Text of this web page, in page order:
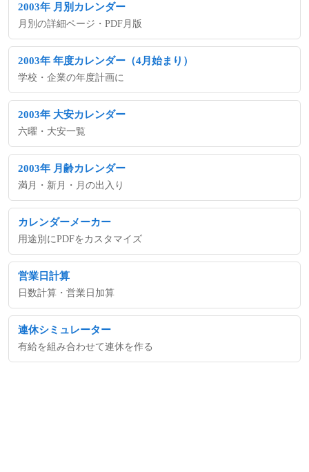
2003年 月別カレンダー
月別の詳細ページ・PDF月版
2003年 年度カレンダー（4月始まり）
学校・企業の年度計画に
2003年 大安カレンダー
六曜・大安一覧
2003年 月齢カレンダー
満月・新月・月の出入り
カレンダーメーカー
用途別にPDFをカスタマイズ
営業日計算
日数計算・営業日加算
連休シミュレーター
有給を組み合わせて連休を作る